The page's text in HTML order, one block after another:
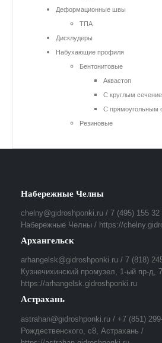
Деформационные швы
ТПА
Дисклудеры
Набухающие профиля
Бентонитовые
Аквастоп
С круглым
С прямоугольным
Резиновые
Набережные Челны
chelny@gidroshponki.ru / 7 (495) 155
Набережные Челны / https://
Архангельск
arhangelsk@gidroshponki.ru / 7 (818)
Кузнечихинский промузел, 1-ый пр-д,
https://arhangelsk.gidroshponki.ru
Астрахань
astrahan@gidroshponki.ru / +7 (851)
Рождественского, с8, Астрахань /